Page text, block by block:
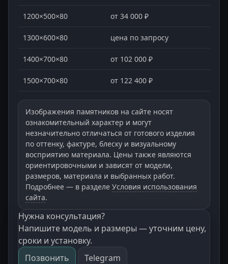
1200×500×80 от 34 000 ₽
1300×600×80 цена по запросу
1400×700×80 от 102 000 ₽
1500×700×80 от 122 400 ₽
Изображения памятников на сайте носят
ознакомительный характер и могут
незначительно отличаться от готового изделия
по оттенку, фактуре, блеску и визуальному
восприятию материала. Цены также являются
ориентировочными и зависят от модели,
размеров, материала и выбранных работ.
Подробнее — в разделе Условия использования
сайта.
Нужна консультация?
Напишите модель и размеры — уточним цену,
сроки и установку.
Позвонить
Telegram